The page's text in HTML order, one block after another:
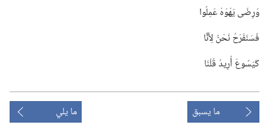
وَرِضَى يَهْوَهْ عَمِلُوا
فَسَنَفْرَحُ نَحْنُ لِأَنَّا
كَيَسُوعَ أُرِيدُ قُلْنَا
ما يسبق ما يلي